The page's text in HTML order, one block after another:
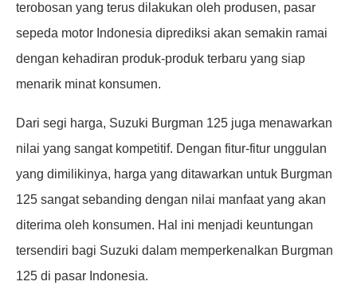
terobosan yang terus dilakukan oleh produsen, pasar
sepeda motor Indonesia diprediksi akan semakin ramai
dengan kehadiran produk-produk terbaru yang siap
menarik minat konsumen.
Dari segi harga, Suzuki Burgman 125 juga menawarkan
nilai yang sangat kompetitif. Dengan fitur-fitur unggulan
yang dimilikinya, harga yang ditawarkan untuk Burgman
125 sangat sebanding dengan nilai manfaat yang akan
diterima oleh konsumen. Hal ini menjadi keuntungan
tersendiri bagi Suzuki dalam memperkenalkan Burgman
125 di pasar Indonesia.